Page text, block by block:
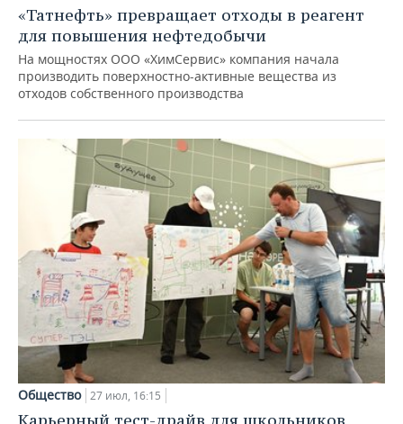
«Татнефть» превращает отходы в реагент
для повышения нефтедобычи
На мощностях ООО «ХимСервис» компания начала
производить поверхностно-активные вещества из
отходов собственного производства
Общество 27 июл, 16:15